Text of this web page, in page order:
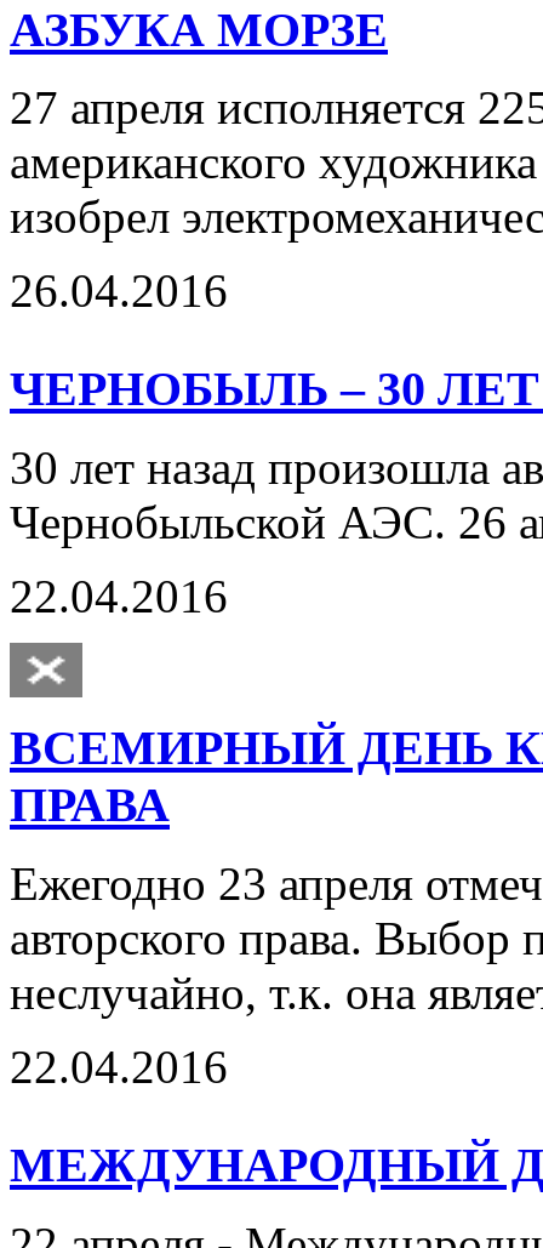
АЗБУКА МОРЗЕ
27 апреля исполняется
американского
изобрел
26.04.2016
ЧЕРНОБЫЛЬ – 30
30 лет назад произошла
Чернобыльской АЭС. 26
22.04.2016
ВСЕМИРНЫЙ ДЕНЬ
ПРАВА
Ежегодно 23 апреля
авторского права. Выбор
неслучайно, т.к. она
22.04.2016
МЕЖДУНАРОДНЫЙ